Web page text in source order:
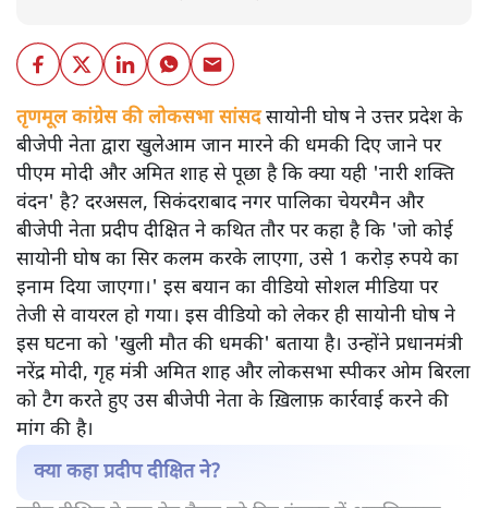
तृणमूल कांग्रेस की लोकसभा सांसदसायोनी घोष ने उत्तर प्रदेश के
बीजेपी नेता द्वारा खुलेआम जान मारने की धमकी दिए जाने पर
पीएम मोदी और अमित शाह से पूछा है कि क्या यही 'नारी शक्ति
वंदन' है? दरअसल, सिकंदराबाद नगर पालिका चेयरमैन और
बीजेपी नेता प्रदीप दीक्षित ने कथित तौर पर कहा है कि 'जो कोई
सायोनी घोष का सिर कलम करके लाएगा, उसे 1 करोड़ रुपये का
इनाम दिया जाएगा।' इस बयान का वीडियो सोशल मीडिया पर
तेजी से वायरल हो गया। इस वीडियो को लेकर ही सायोनी घोष ने
इस घटना को 'खुली मौत की धमकी' बताया है। उन्होंने प्रधानमंत्री
नरेंद्र मोदी, गृह मंत्री अमित शाह और लोकसभा स्पीकर ओम बिरला
को टैग करते हुए उस बीजेपी नेता के ख़िलाफ़ कार्रवाई करने की
मांग की है।
क्या कहा प्रदीप दीक्षित ने?